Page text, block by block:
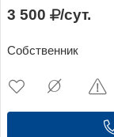
3 500 /сут.
Собственник